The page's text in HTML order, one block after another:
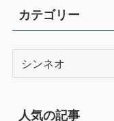
カテゴリー
人気の記事